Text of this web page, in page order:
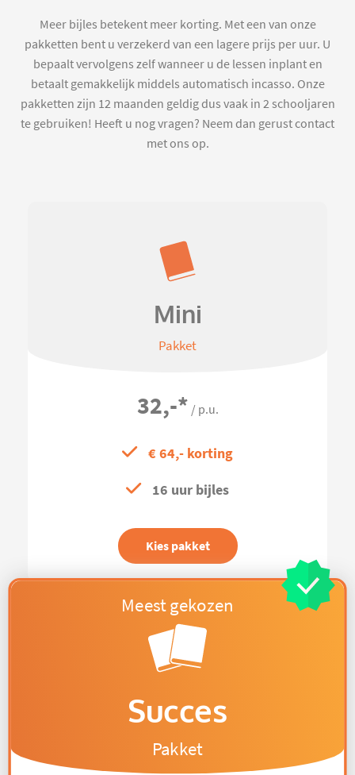
Meer bijles betekent meer korting. Met een van onze
pakketten bent u verzekerd van een lagere prijs per uur. U
bepaalt vervolgens zelf wanneer u de lessen inplant en
betaalt gemakkelijk middels automatisch incasso. Onze
pakketten zijn 12 maanden geldig dus vaak in 2 schooljaren
te gebruiken! Heeft u nog vragen? Neem dan gerust contact
met ons op.
Mini
Pakket
32,-* / p.u.
€ 64,- korting
16 uur bijles
Kies pakket
Succes
Pakket